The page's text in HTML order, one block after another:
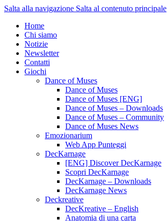
Salta alla navigazione Salta al contenuto principale
Home
Chi siamo
Notizie
Newsletter
Contatti
Giochi
Dance of Muses
Dance of Muses
Dance of Muses [ENG]
Dance of Muses – Downloads
Dance of Muses – Community
Dance of Muses News
Emozionarium
Web App Punteggi
DecKarnage
[ENG] Discover DecKarnage
Scopri DecKarnage
DecKarnage – Downloads
DecKarnage News
Deckreative
DecKreative – English
Anatomia di una carta